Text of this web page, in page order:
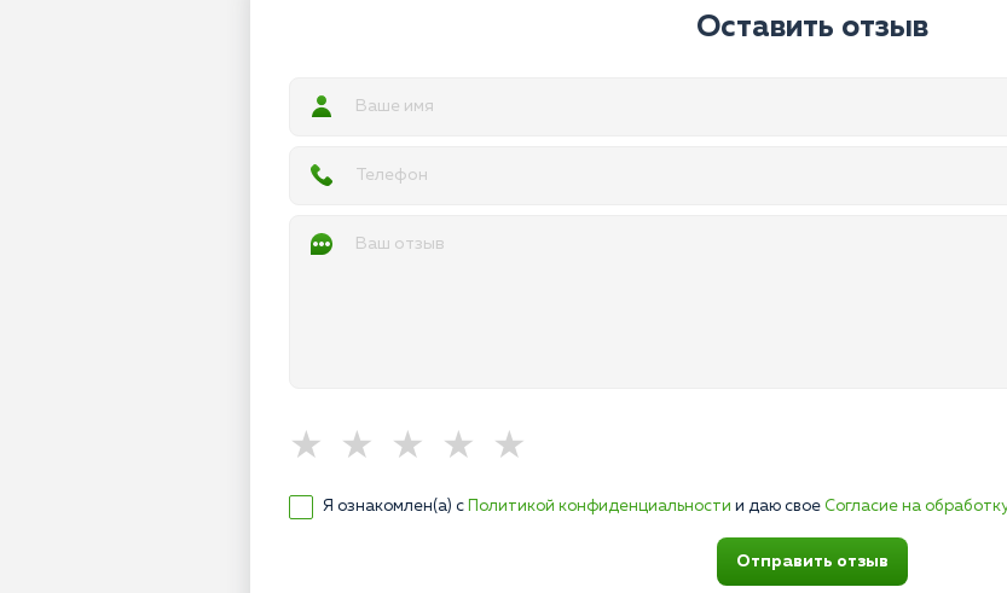
Оставить отзыв
Я ознакомлен(а) с Политикой конфиденциальности и даю свое Согласие на
Отправить отзыв